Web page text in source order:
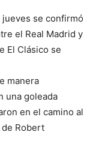
jueves se confirmó
el Real Madrid y
El Clásico se
manera
una goleada
en el camino al
de Robert